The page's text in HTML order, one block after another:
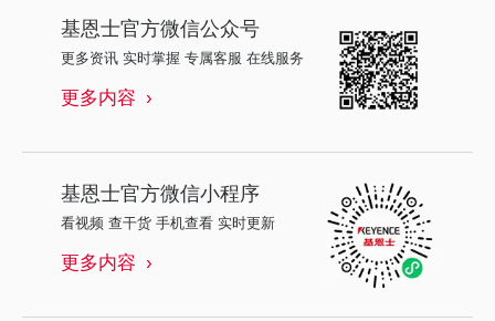
基恩士官方微信公众号
更多资讯 实时掌握 专属客服 在线服务
更多内容
基恩士官方微信小程序
看视频 查干货 手机查看 实时更新
更多内容